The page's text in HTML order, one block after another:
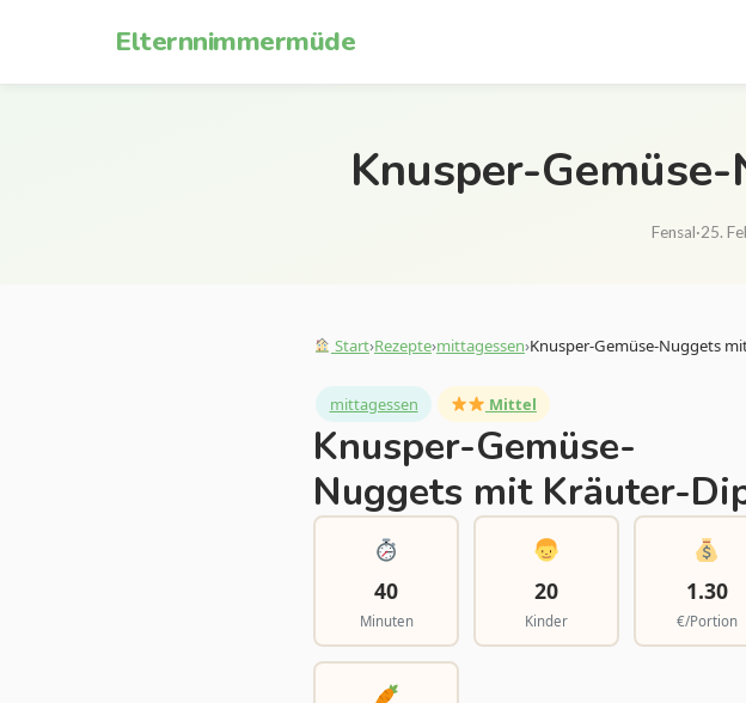
Elternnimmermüde
Knusper-
Fensal·25.
Start›Rezepte›mittagessen›Knusper-Gemüse-Nuggets
mittagessen Mittel
Knusper-Gemüse-
Nuggets mit Kräuter-
40
Minuten
20
Kinder
1.30
€/Portion